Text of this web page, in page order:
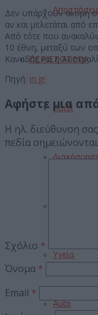
ΠΕΡΙΣΣΟΤΕΡΑ
Παιδί
Υγεία
Auto
Δεν υπάρχουν ακόμη
αν και μελετάται από
Από τότε που
10 έθνη, μεταξύ των
Καναδάς και η
Πηγή: in.gr
Αφήστε μια
Η ηλ. διεύθυνση
πεδία
Σχόλιο *
Όνομα *
Email *